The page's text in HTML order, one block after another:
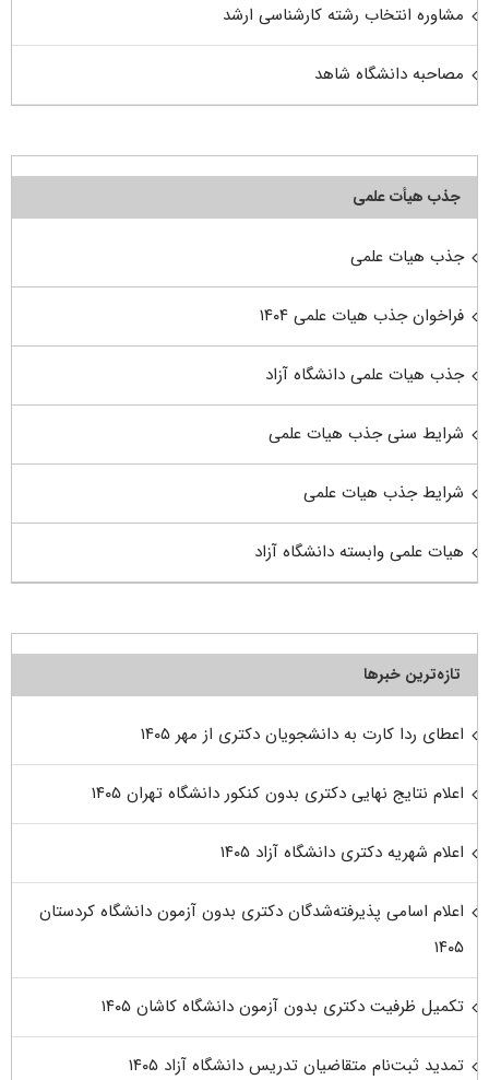
مشاوره انتخاب رشته کارشناسی ارشد
مصاحبه دانشگاه شاهد
جذب هیأت علمی
جذب هیات علمی
فراخوان جذب هیات علمی ۱۴۰۴
جذب هیات علمی دانشگاه آزاد
شرایط سنی جذب هیات علمی
شرایط جذب هیات علمی
هیات علمی وابسته دانشگاه آزاد
تازه‌ترین خبرها
اعطای ردا کارت به دانشجویان دکتری از مهر ۱۴۰۵
اعلام نتایج نهایی دکتری بدون کنکور دانشگاه تهران ۱۴۰۵
اعلام شهریه دکتری دانشگاه آزاد ۱۴۰۵
اعلام اسامی پذیرفته‌شدگان دکتری بدون آزمون دانشگاه کردستان
۱۴۰۵
تکمیل ظرفیت دکتری بدون آزمون دانشگاه کاشان ۱۴۰۵
تمدید ثبت‌نام متقاضیان تدریس دانشگاه آزاد ۱۴۰۵